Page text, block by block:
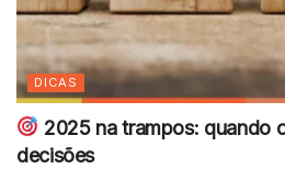
DICAS
2025 na trampos: quando
decisões